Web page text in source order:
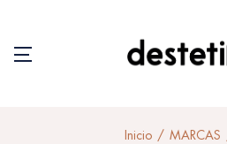
Inicio MARCAS